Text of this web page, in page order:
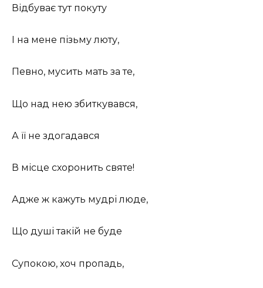
Відбуває тут покуту
І на мене пізьму люту,
Певно, мусить мать за те,
Що над нею збиткувався,
А її не здогадався
В місце схоронить святе!
Адже ж кажуть мудрі люде,
Що душі такій не буде
Супокою, хоч пропадь,